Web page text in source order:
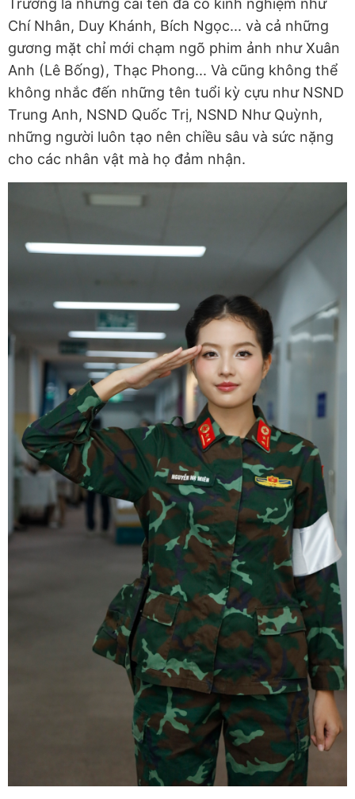
Trường là những cái tên đã có kinh nghiệm như
Chí Nhân, Duy Khánh, Bích Ngọc... và cả những
gương mặt chỉ mới chạm ngõ phim ảnh như Xuân
Anh (Lê Bống), Thạc Phong... Và cũng không thể
không nhắc đến những tên tuổi kỳ cựu như NSND
Trung Anh, NSND Quốc Trị, NSND Như Quỳnh,
những người luôn tạo nên chiều sâu và sức nặng
cho các nhân vật mà họ đảm nhận.